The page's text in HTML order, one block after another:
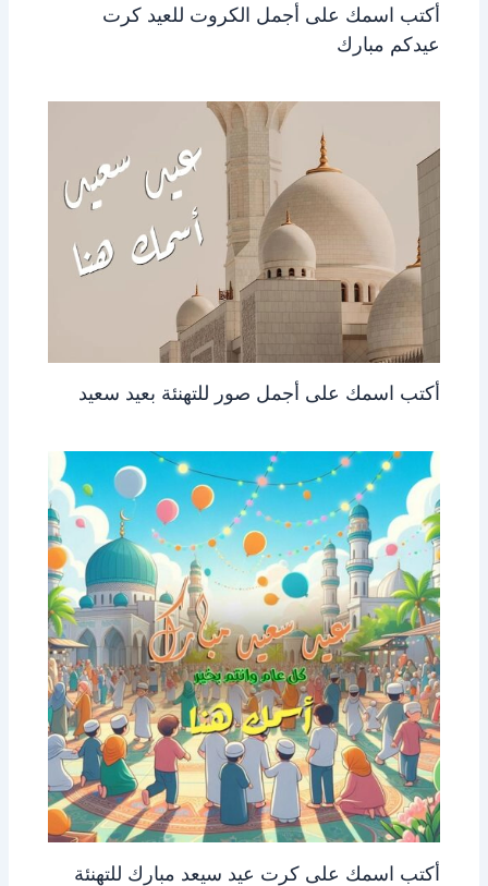
أكتب اسمك على أجمل الكروت للعيد كرت
عيدكم مبارك
أكتب اسمك على أجمل صور للتهنئة بعيد سعيد
أكتب اسمك على كرت عيد سيعد مبارك للتهنئة